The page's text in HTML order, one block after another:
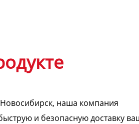
Новосибирск, наша компания
и безопасную доставку